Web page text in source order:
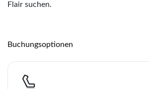
Flair suchen.
Buchungsoptionen